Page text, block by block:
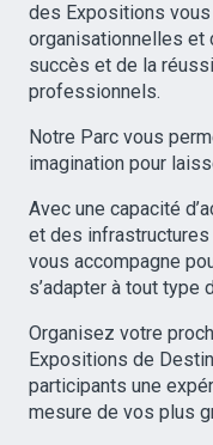
des Expositions
organisationnelles et
succès et de la
professionnels.
Notre Parc vous
imagination pour
Avec une capacité
et des
vous accompagne
s’adapter à tout type
Organisez votre
Expositions de
participants une
mesure de vos plus